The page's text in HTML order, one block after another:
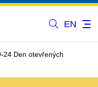
EN
24 Den otevřených